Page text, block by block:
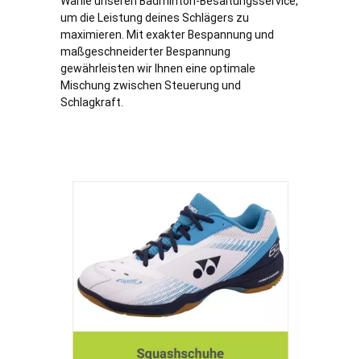
um die Leistung deines Schlägers zu
maximieren. Mit exakter Bespannung und
maßgeschneiderter Bespannung
gewährleisten wir Ihnen eine optimale
Mischung zwischen Steuerung und
Schlagkraft.